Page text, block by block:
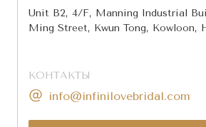
Unit B2, 4/F, Manning Industrial
Ming Street, Kwun Tong, Kowloon,
КОНТАКТЫ
info@infinilovebridal.com